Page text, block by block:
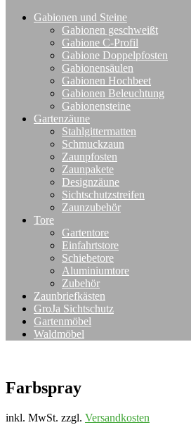
Gabionen und Steine
Gabionen geschweißt
Gabione C-Profil
Gabione Doppelpfosten
Gabionensäulen
Gabionen Hochbeet
Gabionen Beleuchtung
Gabionensteine
Gartenzäune
Stahlgittermatten
Schmuckzaun
Zaunpfosten
Zaunpakete
Designzäune
Sichtschutzstreifen
Zaunzubehör
Tore
Gartentore
Einfahrtstore
Schiebetore
Aluminiumtore
Zubehör
Zaunbriefkästen
GroJa Sichtschutz
Gartenmöbel
Waldmöbel
Farbspray
inkl. MwSt. zzgl. Versandkosten